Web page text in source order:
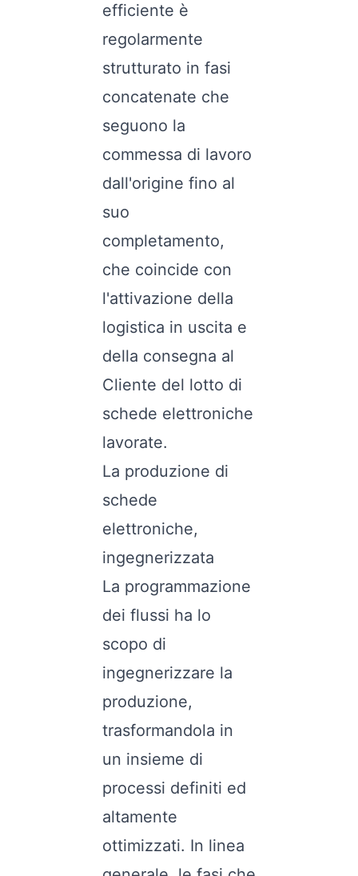
efficiente è
regolarmente
strutturato in fasi
concatenate che
seguono la
commessa di lavoro
dall'origine fino al
suo
completamento,
che coincide con
l'attivazione della
logistica in uscita e
della consegna al
Cliente del lotto di
schede elettroniche
lavorate.
La produzione di
schede
elettroniche,
ingegnerizzata
La programmazione
dei flussi ha lo
scopo di
ingegnerizzare la
produzione,
trasformandola in
un insieme di
processi definiti ed
altamente
ottimizzati. In linea